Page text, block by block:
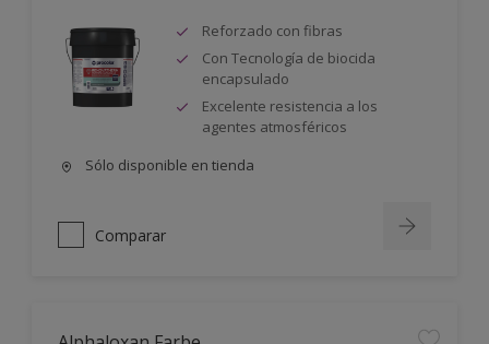
Reforzado con fibras
Con Tecnología de biocida
encapsulado
Excelente resistencia a los
agentes atmosféricos
Sólo disponible en tienda
Comparar